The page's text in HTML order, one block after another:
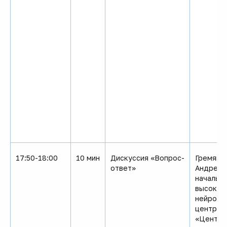
17:50-18:00 10 мин
Дискуссия «Вопрос-
ответ»
центра